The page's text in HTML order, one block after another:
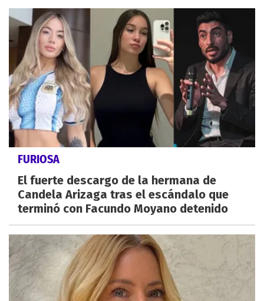
FURIOSA
El fuerte descargo de la hermana de
Candela Arizaga tras el escándalo que
terminó con Facundo Moyano detenido